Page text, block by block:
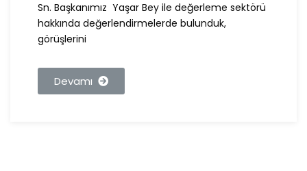
Sn. Başkanımız Yaşar Bey ile değerleme sektörü
hakkında değerlendirmelerde bulunduk,
görüşlerini
Devamı